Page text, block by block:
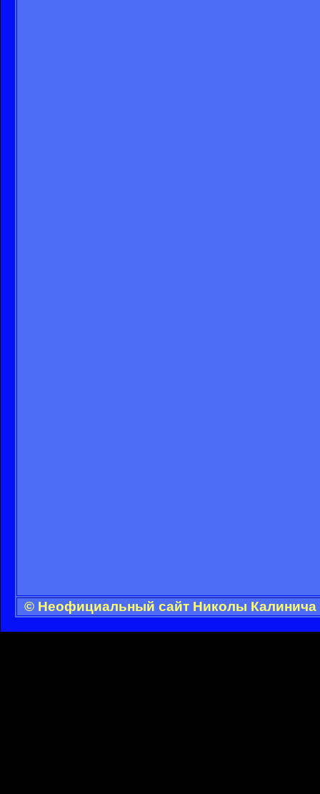
© Неофициальный сайт Николы Калинича